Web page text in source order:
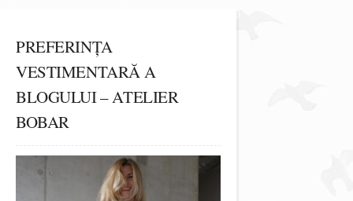
PREFERINȚA
VESTIMENTARĂ A
BLOGULUI – ATELIER
BOBAR